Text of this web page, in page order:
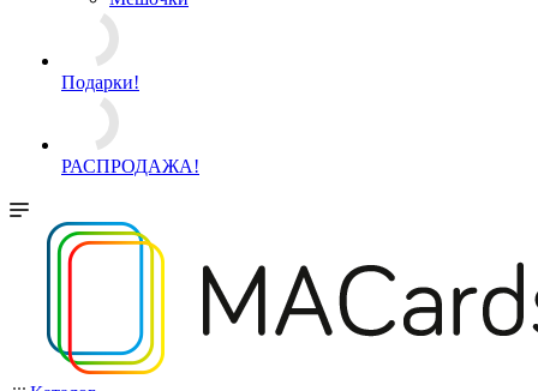
Аксессуары
Другое
Кубики для игр
Подарки!
РАСПРОДАЖА!